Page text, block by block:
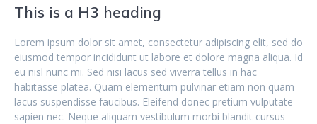
This is a H3 heading
Lorem ipsum dolor sit amet, consectetur adipiscing elit, sed do
eiusmod tempor incididunt ut labore et dolore magna aliqua. Id
eu nisl nunc mi. Sed nisi lacus sed viverra tellus in hac
habitasse platea. Quam elementum pulvinar etiam non quam
lacus suspendisse faucibus. Eleifend donec pretium vulputate
sapien nec. Neque aliquam vestibulum morbi blandit cursus